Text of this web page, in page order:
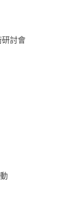
討會